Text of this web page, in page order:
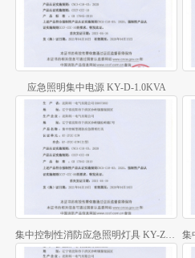
应急照明集中电源 KY-D-1.0KVA